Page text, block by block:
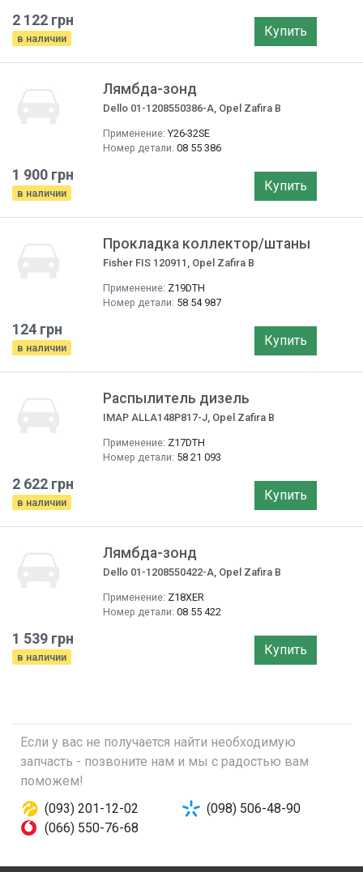
2 122 грн
в наличии Купить
Лямбда-зонд
Dello 01-1208550386-A, Opel Zafira B
Применение: Y26-32SE
Номер детали: 08 55 386
1 900 грн
в наличии Купить
Прокладка коллектор/штаны
Fisher FIS 120911, Opel Zafira B
Применение: Z19DTH
Номер детали: 58 54 987
124 грн
в наличии Купить
Распылитель дизель
IMAP ALLA148P817-J, Opel Zafira B
Применение: Z17DTH
Номер детали: 58 21 093
2 622 грн
в наличии Купить
Лямбда-зонд
Dello 01-1208550422-A, Opel Zafira B
Применение: Z18XER
Номер детали: 08 55 422
1 539 грн
в наличии Купить
Если у вас не получается найти необходимую
запчасть - позвоните нам и мы с радостью вам
поможем!
(093) 201-12-02
(098) 506-48-90
(066) 550-76-68